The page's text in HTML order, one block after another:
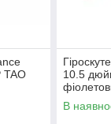
TAO
10.5
В